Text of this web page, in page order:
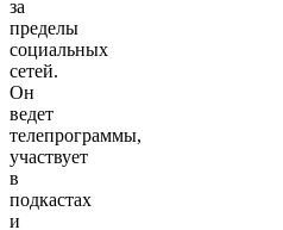
за
пределы
социальных
сетей.
Он
ведет
телепрограммы,
участвует
в
подкастах
и